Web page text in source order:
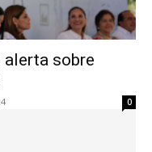
alerta sobre
0